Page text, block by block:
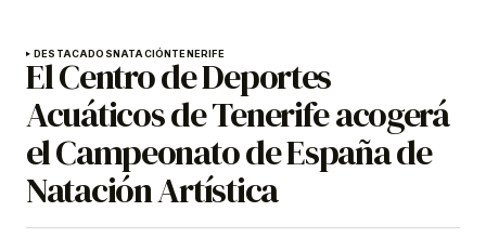
DESTACADOSNATACIÓNTENERIFE
El Centro de Deportes
Acuáticos de Tenerife acogerá
el Campeonato de España de
Natación Artística